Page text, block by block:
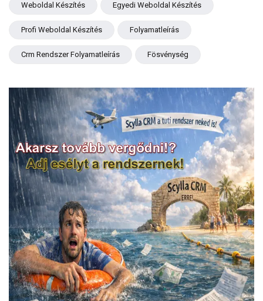
Weboldal Készítés Egyedi Weboldal Készítés
Profi Weboldal Készítés Folyamatleírás
Crm Rendszer Folyamatleírás Fösvénység